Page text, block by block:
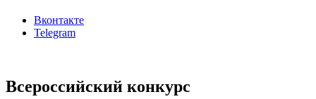
Вконтакте
Telegram
Всероссийский конкурс